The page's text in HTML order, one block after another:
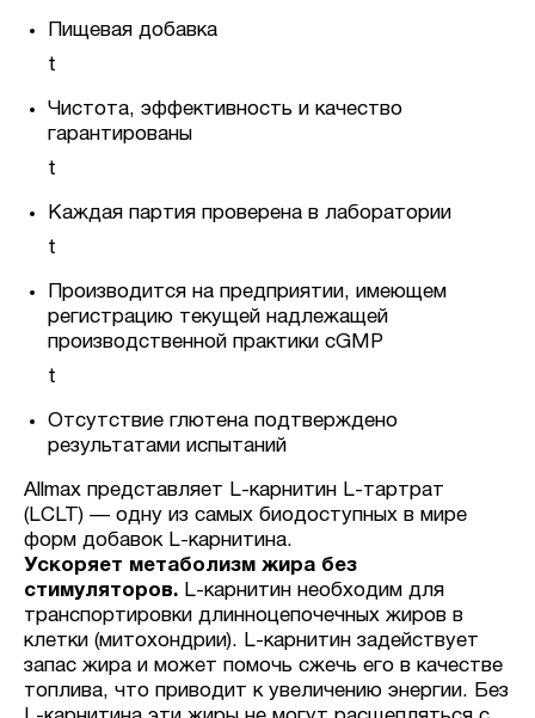
Пищевая добавка
t
Чистота, эффективность и качество
гарантированы
t
Каждая партия проверена в лаборатории
t
Производится на предприятии, имеющем
регистрацию текущей надлежащей
производственной практики cGMP
t
Отсутствие глютена подтверждено
результатами испытаний
Allmax представляет L-карнитин L-тартрат
(LCLT) — одну из самых биодоступных в мире
форм добавок L-карнитина.
Ускоряет метаболизм жира без
стимуляторов. L-карнитин необходим для
транспортировки длинноцепочечных жиров в
клетки (митохондрии). L-карнитин задействует
запас жира и может помочь сжечь его в качестве
топлива, что приводит к увеличению энергии. Без